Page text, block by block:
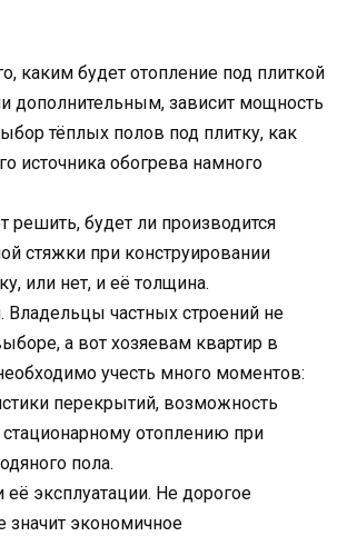
каким будет отопление под плиткой
дополнительным, зависит мощность
тёплых полов под плитку, как
источника обогрева намного
решить, будет ли производится
стяжки при конструировании
или нет, и её толщина.
Владельцы частных строений не
а вот хозяевам квартир в
учесть много моментов:
перекрытий, возможность
отоплению при
пола.
эксплуатации. Не дорогое
значит экономичное